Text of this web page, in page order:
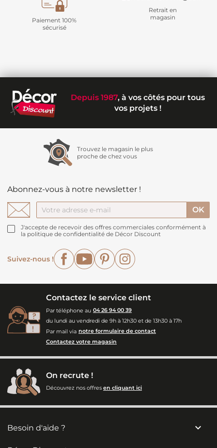
Paiement 100%
sécurisé
Retrait en
magasin
Depuis 1987, à vos côtés pour tous
vos projets !
Trouvez le magasin le plus
proche de chez vous
Abonnez-vous à notre newsletter !
J'accepte de recevoir des offres commerciales conformément à
la politique de confidentialité de Décor Discount
Suivez-nous !
FacebookYouTubePinterest
Contactez le service client
Par téléphone au 04 26 94 00 39
du lundi au vendredi de 9h à 12h30 et de 13h30 à 17h
Par mail via notre formulaire de contact
Contactez votre magasin
On recrute !
Découvrez nos offres en cliquant ici
Besoin d'aide ? 